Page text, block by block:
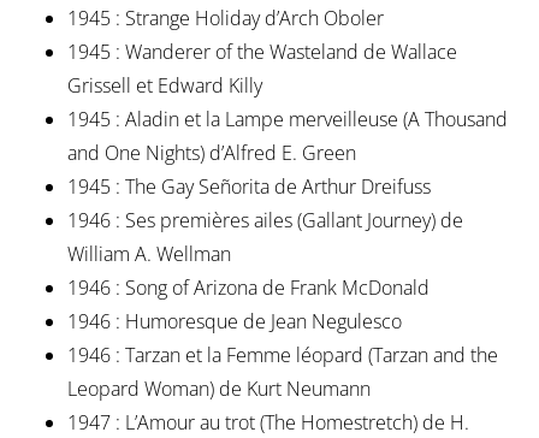
1945 : Strange Holiday d’Arch Oboler
1945 : Wanderer of the Wasteland de Wallace
Grissell et Edward Killy
1945 : Aladin et la Lampe merveilleuse (A Thousand
and One Nights) d’Alfred E. Green
1945 : The Gay Señorita de Arthur Dreifuss
1946 : Ses premières ailes (Gallant Journey) de
William A. Wellman
1946 : Song of Arizona de Frank McDonald
1946 : Humoresque de Jean Negulesco
1946 : Tarzan et la Femme léopard (Tarzan and the
Leopard Woman) de Kurt Neumann
1947 : L’Amour au trot (The Homestretch) de H.